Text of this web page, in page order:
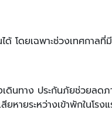
โดยเฉพาะช่วงเทศกาลที่
ทาง ประกันภัยช่วยลดภ
หายระหว่างเข้าพักในโรง